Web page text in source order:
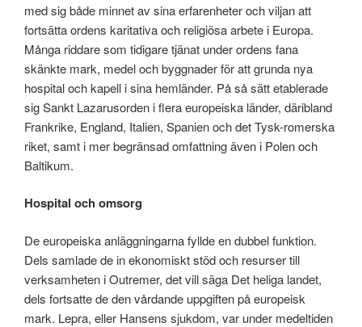
med sig både minnet av sina erfarenheter och viljan att
fortsätta ordens karitativa och religiösa arbete i Europa.
Många riddare som tidigare tjänat under ordens fana
skänkte mark, medel och byggnader för att grunda nya
hospital och kapell i sina hemländer. På så sätt etablerade
sig Sankt Lazarusorden i flera europeiska länder, däribland
Frankrike, England, Italien, Spanien och det Tysk-romerska
riket, samt i mer begränsad omfattning även i Polen och
Baltikum.
Hospital och omsorg
De europeiska anläggningarna fyllde en dubbel funktion.
Dels samlade de in ekonomiskt stöd och resurser till
verksamheten i Outremer, det vill säga Det heliga landet,
dels fortsatte de den vårdande uppgiften på europeisk
mark. Lepra, eller Hansens sjukdom, var under medeltiden